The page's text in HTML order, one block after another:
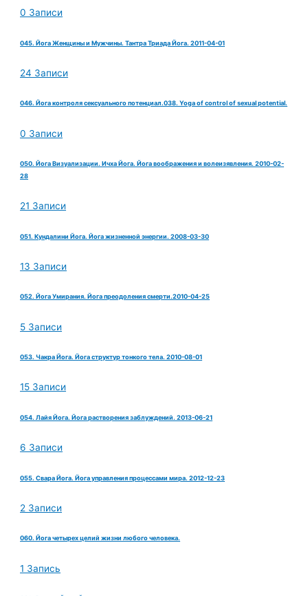
0 Записи
045. Йога Женщины и Мужчины. Тантра Триада Йога. 2011-04-01
24 Записи
046. Йога контроля сексуального потенциал.038. Yoga of control of sexual potential.
0 Записи
050. Йога Визуализации. Ичха Йога. Йога воображения и волеизявления. 2010-02-
28
21 Записи
051. Кундалини Йога. Йога жизненной энергии. 2008-03-30
13 Записи
052. Йога Умирания. Йога преодоления смерти.2010-04-25
5 Записи
053. Чакра Йога. Йога структур тонкого тела. 2010-08-01
15 Записи
054. Лайя Йога. Йога растворения заблуждений. 2013-06-21
6 Записи
055. Свара Йога. Йога управления процессами мира. 2012-12-23
2 Записи
060. Йога четырех целий жизни любого человека.
1 Запись